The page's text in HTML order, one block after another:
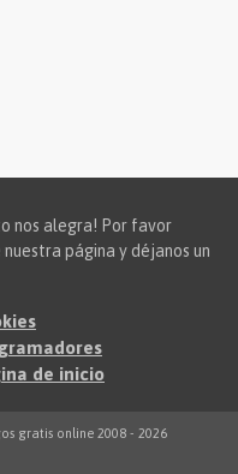
nos alegra! Por favor
página y déjanos un
de inicio
gratis online 2008 - 2026